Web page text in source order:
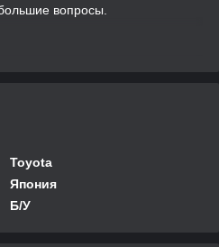
вопросы.
Toyota
Япония
Б/У